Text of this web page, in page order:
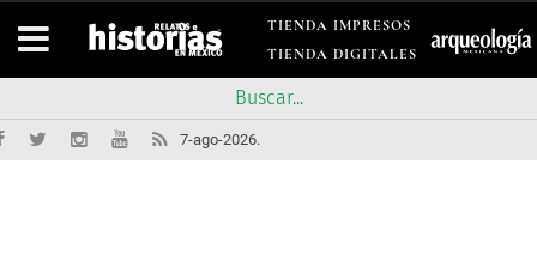
TIENDA IMPRESOS
TIENDA DIGITALES
7-ago-2026.